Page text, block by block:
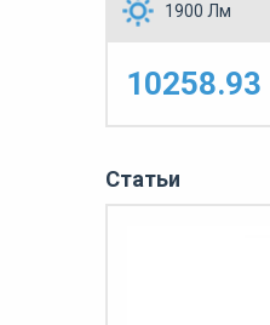
1900 Лм
10258.93
Статьи